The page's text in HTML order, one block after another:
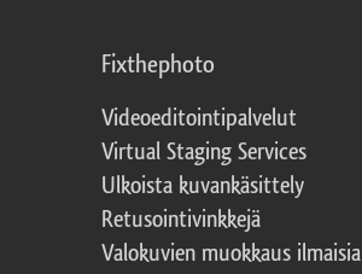
Fixthephoto
Videoeditointipalvelut
Virtual Staging Services
Ulkoista kuvankäsittely
Retusointivinkkejä
Valokuvien muokkaus ilmaisia